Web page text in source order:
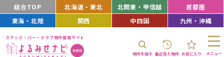
総合TOP 北海道・東北 北関東・甲信越
首都圏
東海・北陸
関西 中四国 九州・沖縄
スナック・バー・クラブ物件情報サイト
物件を探す 最近見た物件 お気に入り メニュー